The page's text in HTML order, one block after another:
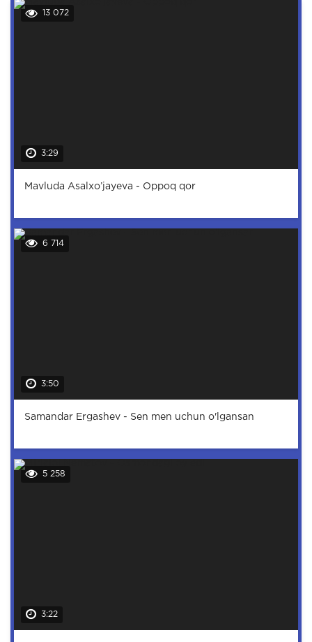
13 072
3:29
Mavluda Asalxo’jayeva - Oppoq qor
6 714
3:50
Samandar Ergashev - Sen men uchun o'lgansan
5 258
3:22